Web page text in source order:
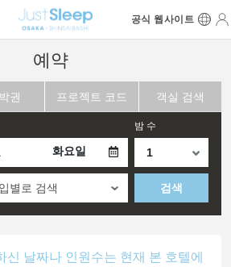
공식 웹사이트
예약
권 프로젝트 코드 객실 검색
화요일
밤 수
별로 검색 검색
신 날짜나 인원수는 현재 본 호텔에